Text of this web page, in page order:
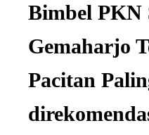
Bimbel PKN
Gemaharjo
Pacitan